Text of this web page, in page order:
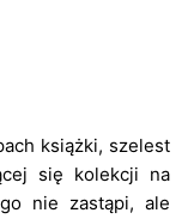
książki, szelest
się kolekcji na
nie zastąpi, ale